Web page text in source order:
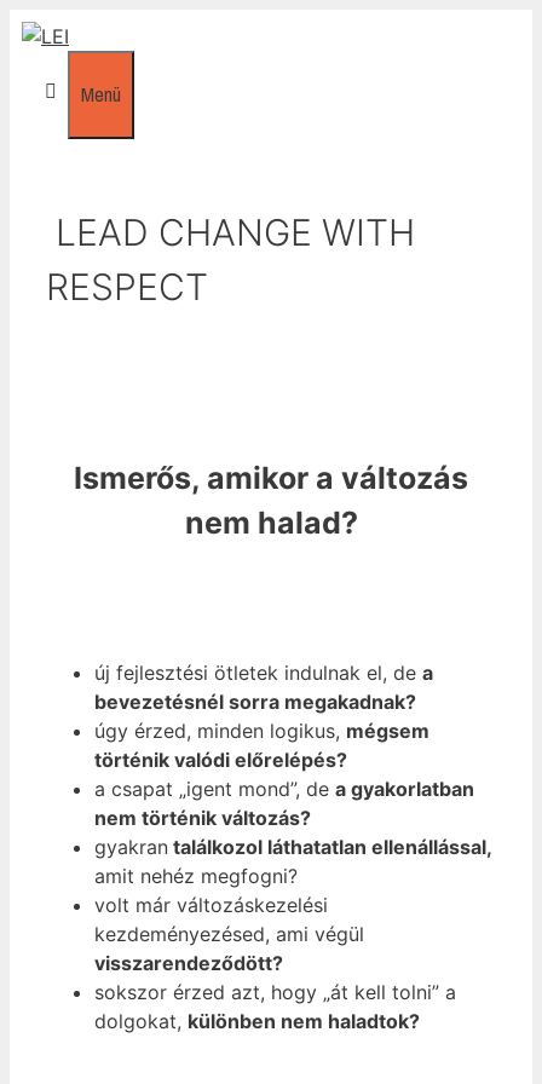
Kilépés
tartalombaMenü
LEAD CHANGE WITH
RESPECT
Ismerős, amikor a változás
nem halad?
új fejlesztési ötletek indulnak el, de a
bevezetésnél sorra megakadnak?
úgy érzed, minden logikus, mégsem
történik valódi előrelépés?
a csapat „igent mond”, de a gyakorlatban
nem történik változás?
gyakran találkozol láthatatlan ellenállással,
amit nehéz megfogni?
volt már változáskezelési
kezdeményezésed, ami végül
visszarendeződött?
sokszor érzed azt, hogy „át kell tolni” a
dolgokat, különben nem haladtok?